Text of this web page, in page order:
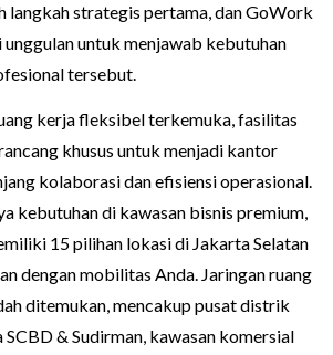
langkah strategis pertama, dan GoWork
unggulan untuk menjawab kebutuhan
tersebut.
kerja fleksibel terkemuka, fasilitas
khusus untuk menjadi kantor
kolaborasi dan efisiensi operasional.
kebutuhan di kawasan bisnis premium,
15 pilihan lokasi di Jakarta Selatan
dengan mobilitas Anda. Jaringan ruang
ditemukan, mencakup pusat distrik
SCBD & Sudirman, kawasan komersial